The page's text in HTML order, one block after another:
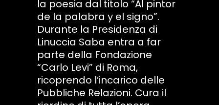
la poesia dal titolo “Al pintor
de la palabra y el signo”.
Durante la Presidenza di
Linuccia Saba entra a far
parte della Fondazione
“Carlo Levi” di Roma,
ricoprendo l’incarico delle
Pubbliche Relazioni. Cura il